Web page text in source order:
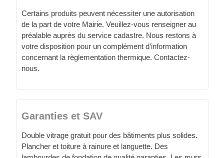
Certains produits peuvent nécessiter une autorisation
de la part de votre Mairie. Veuillez-vous renseigner au
préalable auprès du service cadastre. Nous restons à
votre disposition pour un complément d’information
concernant la règlementation thermique. Contactez-
nous.
Garanties et SAV
Double vitrage gratuit pour des bâtiments plus solides.
Plancher et toiture à rainure et languette. Des